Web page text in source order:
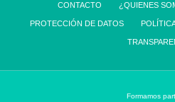
CONTACTO ¿QUIENES
PROTECCIÓN DE DATOS
Formamos